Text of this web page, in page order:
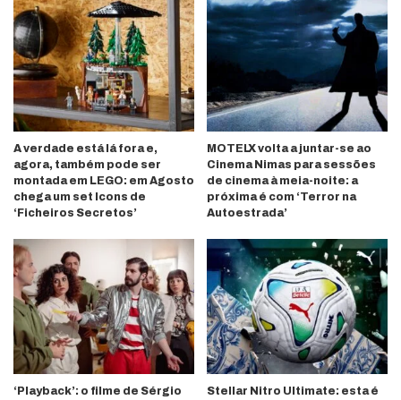
A verdade está lá fora e,
agora, também pode ser
montada em LEGO: em Agosto
chega um set Icons de
‘Ficheiros Secretos’
MOTELX volta a juntar-se ao
Cinema Nimas para sessões
de cinema à meia-noite: a
próxima é com ‘Terror na
Autoestrada’
‘Playback’: o filme de Sérgio
Stellar Nitro Ultimate: esta é